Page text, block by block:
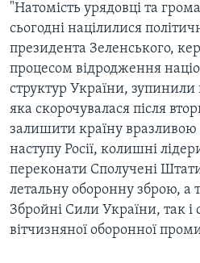
"Натомість урядовці та
сьогодні націлилися
президента Зеленського,
процесом відродження
структур України,
яка скорочувалася після
залишити країну
наступу Росії, колишні
переконати Сполучені
летальну оборонну зброю, а
Збройні Сили України, так і
вітчизняної оборонної